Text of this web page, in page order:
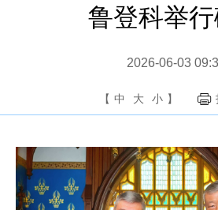
鲁登科举
2026-06-03
【 中 大 小 】